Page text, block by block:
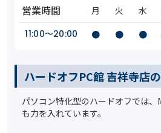
営業時間 月 火 水
11:00〜20:00
● ● ●
ハードオフPC館 吉祥寺店
パソコン特化型のハードオフでは
も力を入れています。